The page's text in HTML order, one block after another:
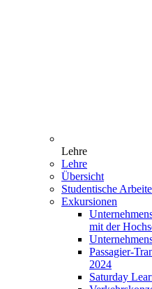
Lehre
Lehre
Übersicht
Studentische
Exkursionen
mit der
Passagier-
2024
Saturday